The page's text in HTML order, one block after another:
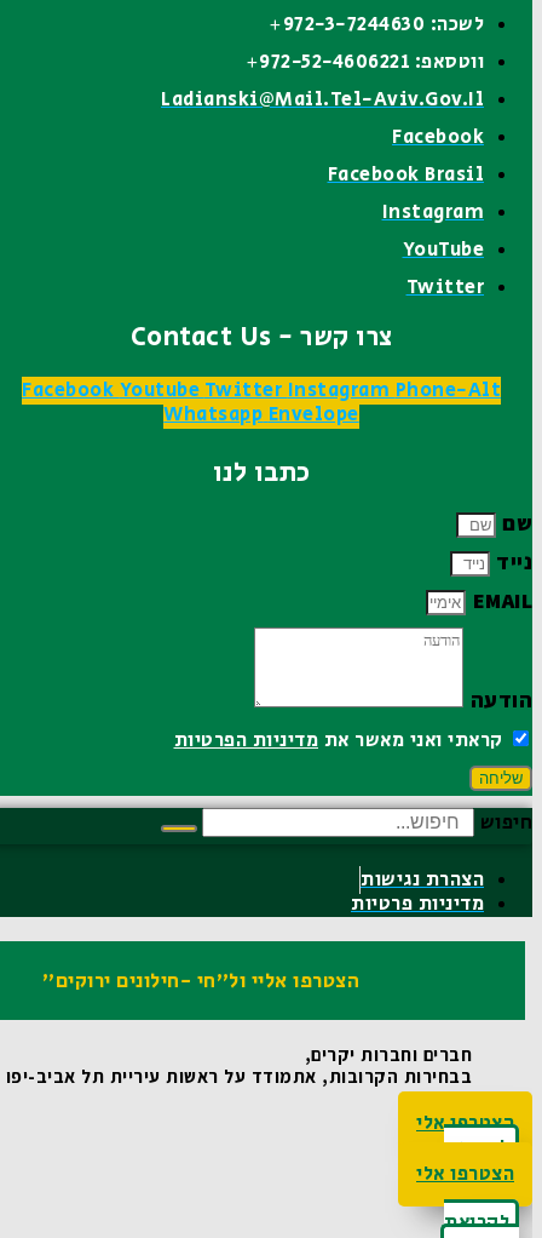
לשכה: 972-3-7244630+
ווטסאפ: 972-52-4606221+
Ladianski@mail.tel-Aviv.gov.il
Facebook
Facebook Brasil
Instagram
YouTube
Twitter
צרו קשר - Contact Us
FacebookYoutubeTwitterInstagramPhone-Alt
WhatsappEnvelope
כתבו לנו
שם
נייד
EMAIL
הודעה
קראתי ואני מאשר אתמדיניות הפרטיות
שליחה
חיפוש
הצהרת נגישות
מדיניות פרטיות
הצטרפו אליי ול"חי -חילונים ירוקים"
חברים וחברות יקרים,
בבחירות הקרובות, אתמודד על ראשות עיריית תל אביב-יפו
הצטרפו אלי
לקריאת
האג'נדה
הצטרפו אלי
לקריאת